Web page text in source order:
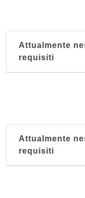
Attualmente
requisiti
Attualmente
requisiti